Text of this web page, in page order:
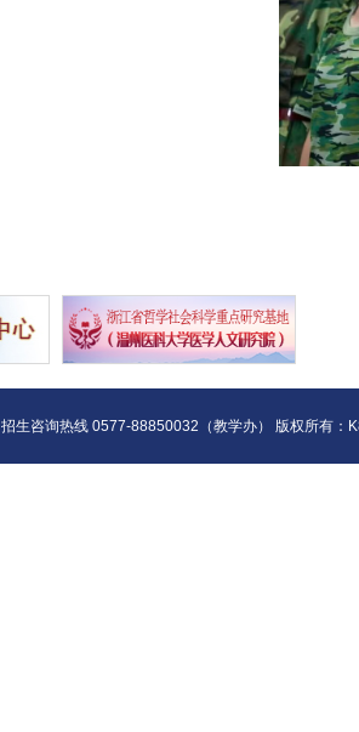
招生咨询热线 0577-88850032（教学办） 版权所有